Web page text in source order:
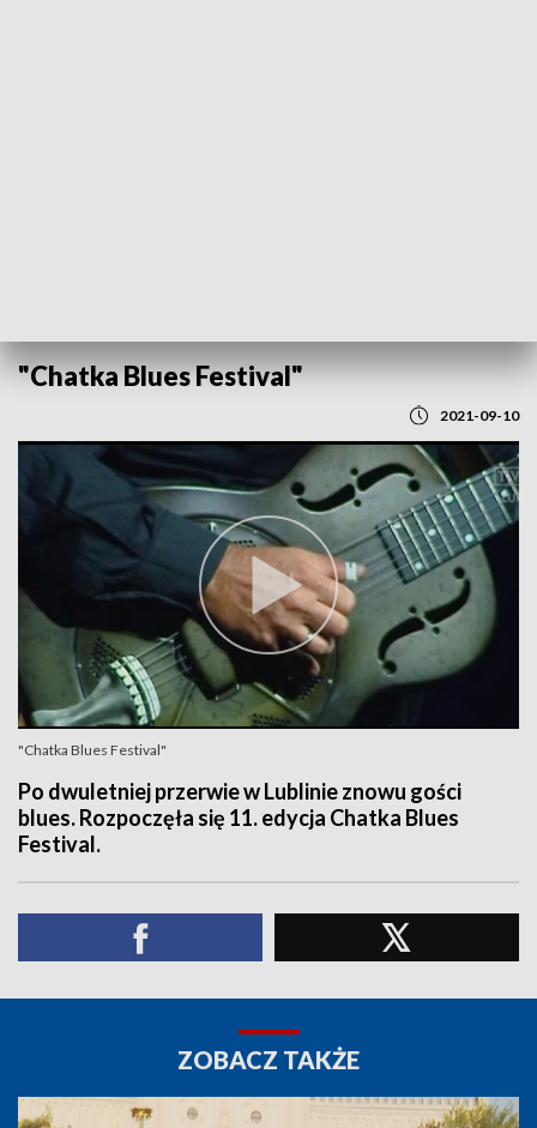
"Chatka Blues Festival"
2021-09-10
"Chatka Blues Festival"
Po dwuletniej przerwie w Lublinie znowu gości
blues. Rozpoczęła się 11. edycja Chatka Blues
Festival.
ZOBACZ TAKŻE